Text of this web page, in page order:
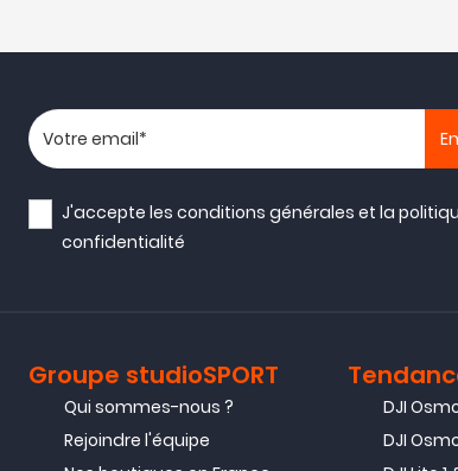
Votre adresse email
J'accepte lesconditions générales et la
confidentialité
Groupe studioSPORT
Qui sommes-nous ?
Rejoindre l'équipe
DJI
DJI